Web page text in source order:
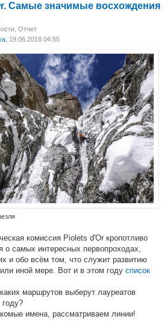
Самые значимые восхождения
Отчет
, 19.06.2018 04:55
комиссия Piolets d'Or кропотливо
о самых интересных первопроходах,
и обо всём том, что служит развитию
иной мере. Вот и в этом году список
маршрутов выберут лауреатов
имена, рассматриваем линии!